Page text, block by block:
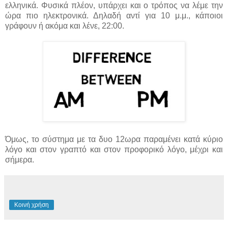
ελληνικά. Φυσικά πλέον, υπάρχει και ο τρόπος να λέμε την
ώρα πιο ηλεκτρονικά. Δηλαδή αντί για 10 μ.μ., κάποιοι
γράφουν ή ακόμα και λένε, 22:00.
Όμως, το σύστημα με τα δυο 12ωρα παραμένει κατά κύριο
λόγο και στον γραπτό και στον προφορικό λόγο, μέχρι και
σήμερα.
Κοινή χρήση